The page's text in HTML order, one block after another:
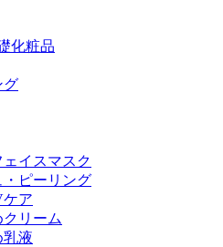
化粧品
グ
イスマスク
・ピーリング
ケア
クリーム
乳液